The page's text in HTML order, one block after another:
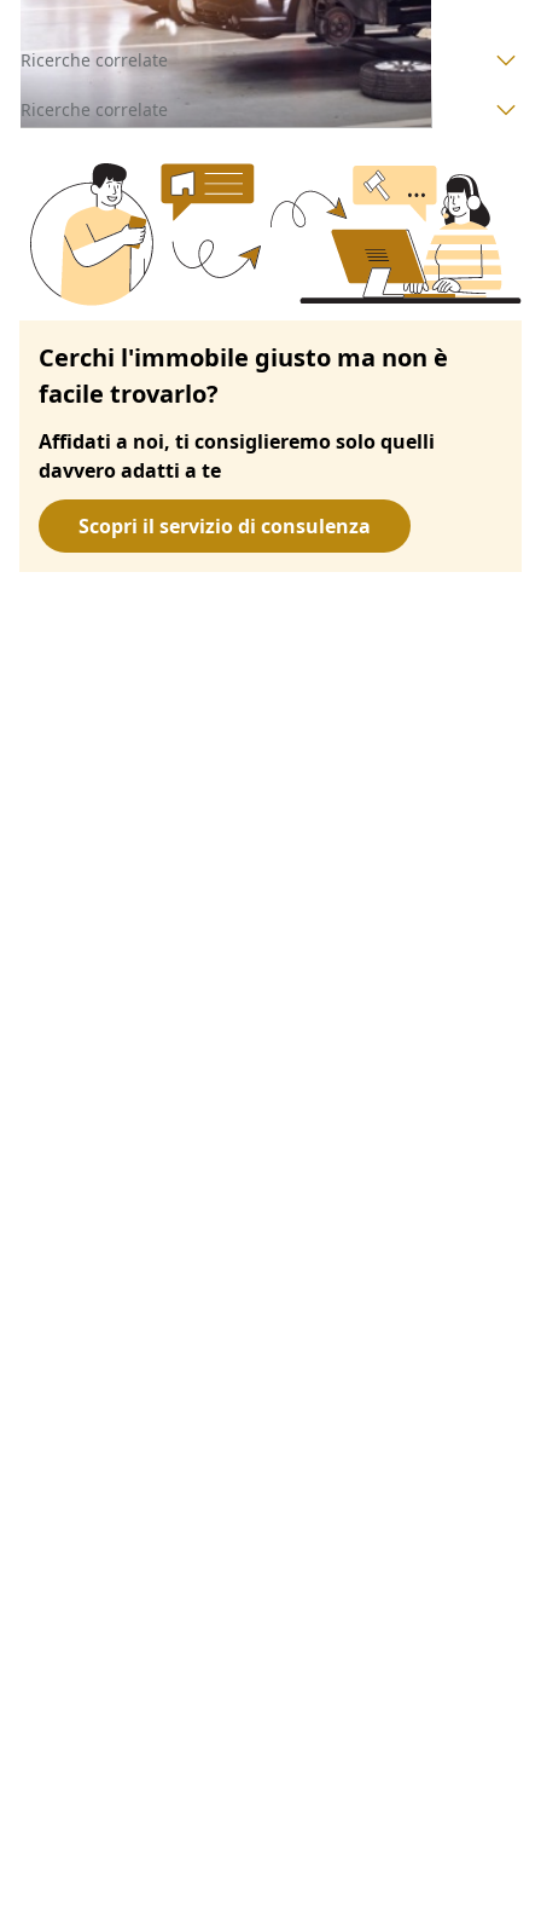
Ricerche correlate
Ricerche correlate
Cerchi l'immobile giusto ma non è
facile trovarlo?
Affidati a noi, ti consiglieremo solo quelli
davvero adatti a te
Scopri il servizio di consulenza